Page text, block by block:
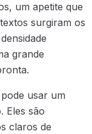
um apetite que
surgiram os
grande
usar um
Eles são
claros de